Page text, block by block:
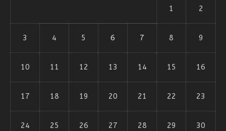
1 2
3 4 5 6 7 8 9
10 11 12 13 14 15 16
17 18 19 20 21 22 23
24 25 26 27 28 29 30